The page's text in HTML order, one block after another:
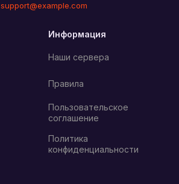
support@example.com
Информация
Наши сервера
Правила
Пользовательское
соглашение
Политика
конфиденциальности